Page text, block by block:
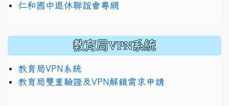
仁和國中退休聯誼會專網
教育局VPN系統
教育局VPN系統
教育局雙重驗證及VPN解鎖需求申請